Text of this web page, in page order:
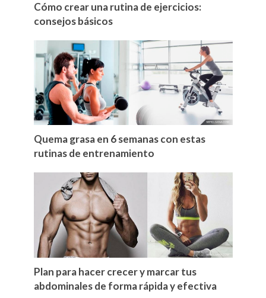
Cómo crear una rutina de ejercicios:
consejos básicos
Quema grasa en 6 semanas con estas
rutinas de entrenamiento
Plan para hacer crecer y marcar tus
abdominales de forma rápida y efectiva